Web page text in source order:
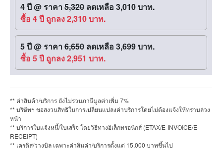
4 ปี@ ราคา5,320 ลดเหลือ 3,010 บาท.
ซื้อ 4 ปี ถูกลง 2,310 บาท.
5 ปี@ ราคา6,650 ลดเหลือ 3,699 บาท.
ซื้อ 5 ปี ถูกลง 2,951 บาท.
** ค่าสินค้า/บริการ ยังไม่รวมภาษีมูลค่าเพิ่ม 7%
** บริษัทฯ ขอสงวนสิทธิในการเปลี่ยนแปลงค่าบริการโดยไม่ต้องแจ้งให้ทราบล่วง
หน้า
** บริการใบแจ้งหนี้/ใบเสร็จ โดยวิธีทางอิเล็กทรอนิกส์ (ETAX/E-INVOICE/E-
RECEIPT)
** เครดิส/วางบิล เฉพาะค่าสินค่า/บริการตั้งแต่ 15,000 บาทขึ้นไป